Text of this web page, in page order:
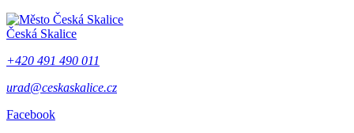
Česká Skalice
+420 491 490 011
urad@ceskaskalice.cz
Facebook